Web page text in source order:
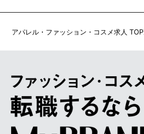
アパレル・ファッション・コスメ求人 TOP